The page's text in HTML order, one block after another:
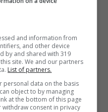
zuccheri o
pasti troppo
di Sali
and information from
and other device
by and shared with 319
site. We and our partners
List of partners.
personal data on the basis
object to by managing
at the bottom of this page
consent in privacy